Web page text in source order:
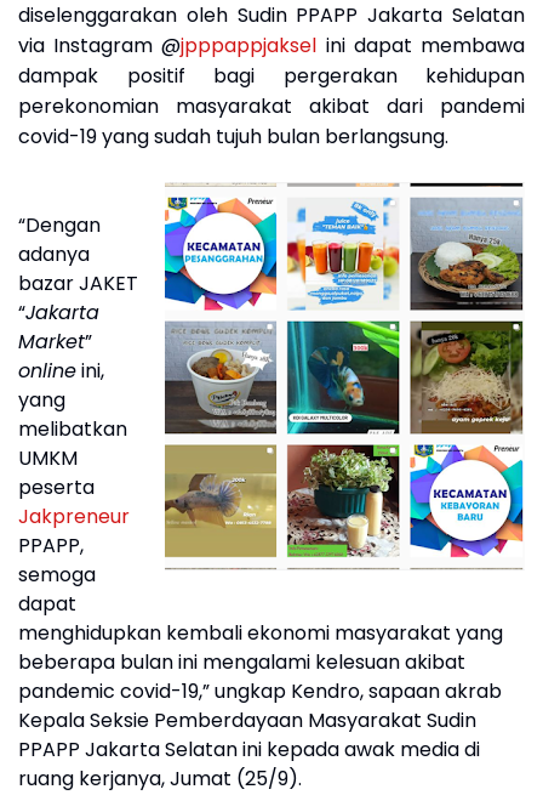
diselenggarakan oleh Sudin PPAPP Jakarta Selatan
via Instagram @jpppappjaksel ini dapat membawa
dampak positif bagi pergerakan kehidupan
perekonomian masyarakat akibat dari pandemi
covid-19 yang sudah tujuh bulan berlangsung.
“Dengan
adanya
bazar JAKET
“Jakarta
Market”
onlineini,
yang
melibatkan
UMKM
peserta
Jakpreneur
PPAPP,
semoga
dapat
menghidupkan kembali ekonomi masyarakat yang
beberapa bulan ini mengalami kelesuan akibat
pandemic covid-19,” ungkap Kendro, sapaan akrab
Kepala Seksie Pemberdayaan Masyarakat Sudin
PPAPP Jakarta Selatan ini kepada awak media di
ruang kerjanya, Jumat (25/9).